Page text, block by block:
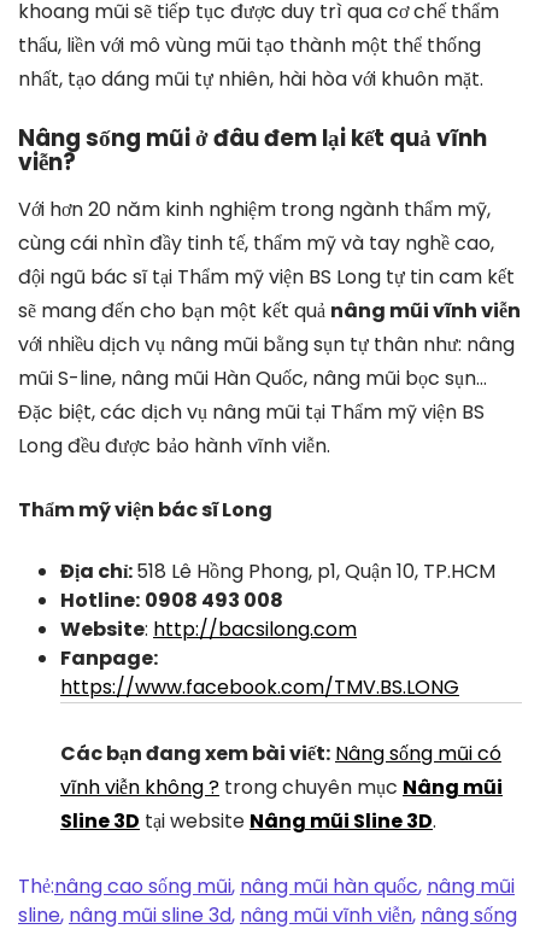
khoang mũi sẽ tiếp tục được duy trì qua cơ chế thẩm
thấu, liền với mô vùng mũi tạo thành một thể thống
nhất, tạo dáng mũi tự nhiên, hài hòa với khuôn mặt.
Nâng sống mũi ở đâu đem lại kết quả vĩnh
viễn?
Với hơn 20 năm kinh nghiệm trong ngành thẩm mỹ,
cùng cái nhìn đầy tinh tế, thẩm mỹ và tay nghề cao,
đội ngũ bác sĩ tại Thẩm mỹ viện BS Long tự tin cam kết
sẽ mang đến cho bạn một kết quả nâng mũi vĩnh viễn
với nhiều dịch vụ nâng mũi bằng sụn tự thân như: nâng
mũi S-line, nâng mũi Hàn Quốc, nâng mũi bọc sụn…
Đặc biệt, các dịch vụ nâng mũi tại Thẩm mỹ viện BS
Long đều được bảo hành vĩnh viễn.
Thẩm mỹ viện bác sĩ Long
Địa chỉ:518 Lê Hồng Phong, p1, Quận 10, TP.HCM
Hotline: 0908 493 008
Website: http://bacsilong.com
Fanpage:
https://www.facebook.com/TMV.BS.LONG
Các bạn đang xem bài viết: Nâng sống mũi có
vĩnh viễn không ? trong chuyên mục Nâng mũi
Sline 3D tại website Nâng mũi Sline 3D.
Thẻ:nâng cao sống mũi, nâng mũi hàn quốc, nâng mũi
sline, nâng mũi sline 3d, nâng mũi vĩnh viễn, nâng sống